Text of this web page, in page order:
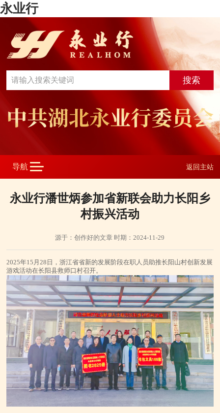
永业行
返回主站
永业行潘世炳参加省新联会助力长阳乡
村振兴活动
源于：创作好的文章 时期：2024-11-29
2025年15月28日，浙江省省新的发展阶段在职人员助推长阳山村创新发展
游戏活动在长阳县救师口村召开。